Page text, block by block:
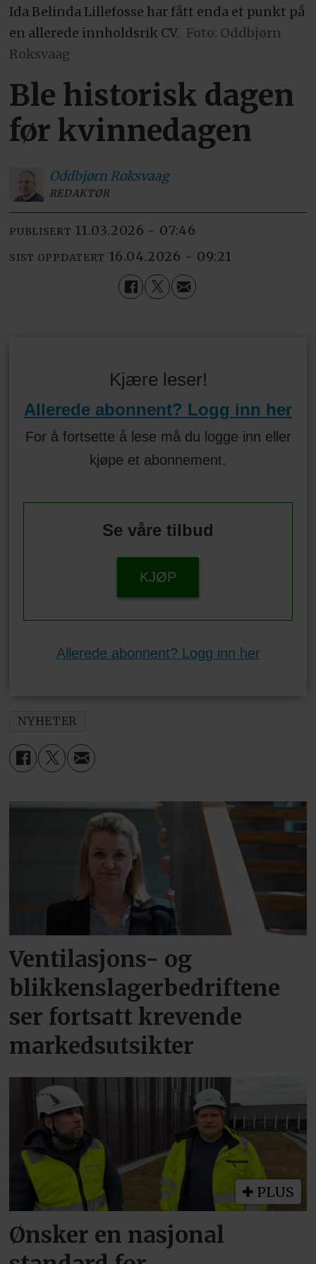
Ida Belinda Lillefosse har fått enda et punkt på
en allerede innholdsrik CV. Foto: Oddbjørn
Roksvaag
Ble historisk dagen
før kvinnedagen
Oddbjørn Roksvaag
REDAKTØR
PUBLISERT 11.03.2026 - 07:46
SIST OPPDATERT 16.04.2026 - 09:21
Kjære leser!
Allerede abonnent? Logg inn her
For å fortsette å lese må du logge inn eller
kjøpe et abonnement.
Se våre tilbud
KJØP
Allerede abonnent? Logg inn her
NYHETER
Ventilasjons- og
blikkenslagerbedriftene
ser fortsatt krevende
markedsutsikter
PLUS
Ønsker en nasjonal